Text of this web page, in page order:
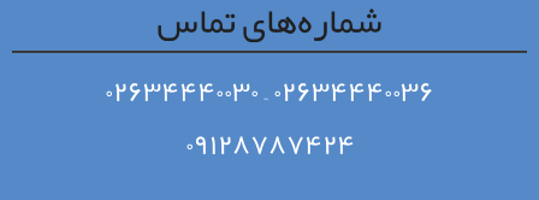
شماره‌های تماس
۰۲۶۳۴۴۴۰۰۳۶–۰۲۶۳۴۴۴۰۰۳۰
۰۹۱۲۸۷۸۷۴۲۴